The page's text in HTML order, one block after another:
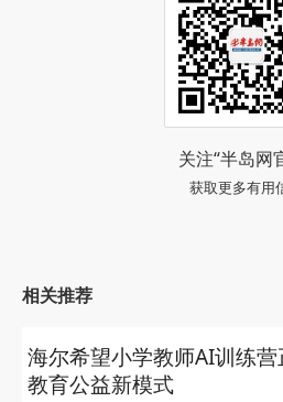
关注“半岛网
获取更多有用
相关推荐
海尔希望小学教师AI训练
教育公益新模式